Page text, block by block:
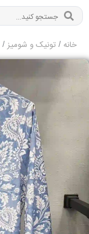
خانه / تونیک و شومیز /